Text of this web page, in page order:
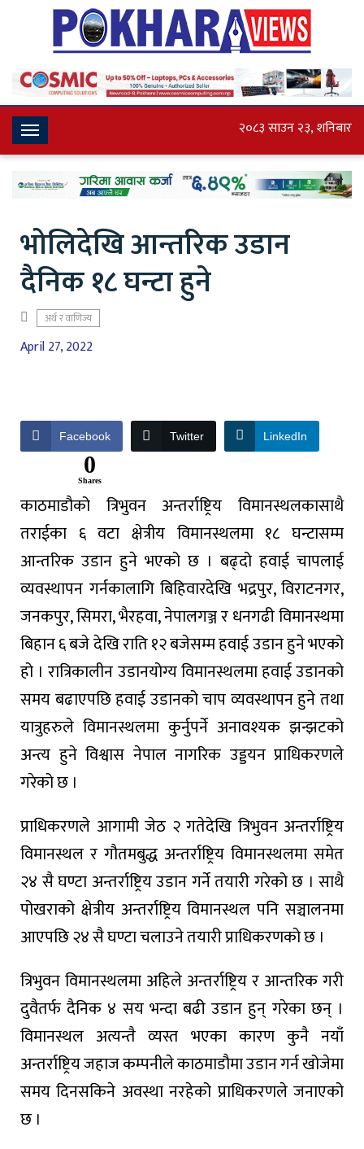
Toggle
Navigation
२०८३ साउन २३, शनिबार
भोलिदेखि आन्तरिक उडान
दैनिक १८ घन्टा हुने
अर्थ र वाणिज्य
April 27, 2022
Facebook Twitter LinkedIn
0
Shares
काठमाडौको त्रिभुवन अन्तर्राष्ट्रिय विमानस्थलकासाथै
तराईका ६ वटा क्षेत्रीय विमानस्थलमा १८ घन्टासम्म
आन्तरिक उडान हुने भएको छ । बढ्दो हवाई चापलाई
व्यवस्थापन गर्नकालागि बिहिवारदेखि भद्रपुर, विराटनगर,
जनकपुर, सिमरा, भैरहवा, नेपालगञ्ज र धनगढी विमानस्थमा
बिहान ६ बजे देखि राति १२ बजेसम्म हवाई उडान हुने भएको
हो । रात्रिकालीन उडानयोग्य विमानस्थलमा हवाई उडानको
समय बढाएपछि हवाई उडानको चाप व्यवस्थापन हुने तथा
यात्रुहरुले विमानस्थलमा कुर्नुपर्ने अनावश्यक झन्झटको
अन्त्य हुने विश्वास नेपाल नागरिक उड्डयन प्राधिकरणले
गरेको छ ।
प्राधिकरणले आगामी जेठ २ गतेदेखि त्रिभुवन अन्तर्राष्ट्रिय
विमानस्थल र गौतमबुद्ध अन्तर्राष्ट्रिय विमानस्थलमा समेत
२४ सै घण्टा अन्तर्राष्ट्रिय उडान गर्ने तयारी गरेको छ । साथै
पोखराको क्षेत्रीय अन्तर्राष्ट्रिय विमानस्थल पनि सञ्चालनमा
आएपछि २४ सै घण्टा चलाउने तयारी प्राधिकरणको छ ।
त्रिभुवन विमानस्थलमा अहिले अन्तर्राष्ट्रिय र आन्तरिक गरी
दुवैतर्फ दैनिक ४ सय भन्दा बढी उडान हुन् गरेका छन् ।
विमानस्थल अत्यन्तै व्यस्त भएका कारण कुनै नयाँ
अन्तर्राष्ट्रिय जहाज कम्पनीले काठमाडौमा उडान गर्न खोजेमा
समय दिनसकिने अवस्था नरहेको प्राधिकरणले जनाएको
छ ।